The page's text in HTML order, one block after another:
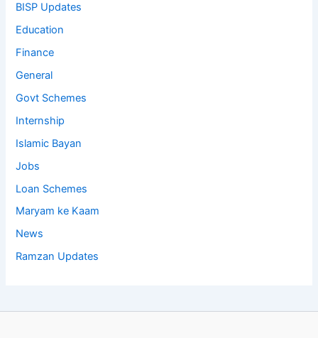
BISP Updates
Education
Finance
General
Govt Schemes
Internship
Islamic Bayan
Jobs
Loan Schemes
Maryam ke Kaam
News
Ramzan Updates